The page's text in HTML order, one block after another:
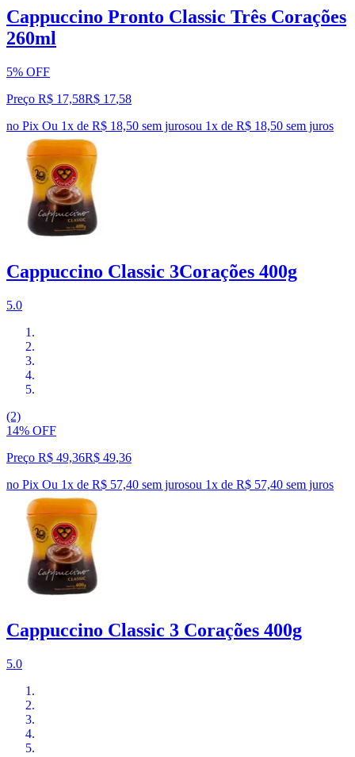
Cappuccino Pronto Classic Três Corações
260ml
5% OFF
Preço R$ 17,58R$ 17,58
no Pix Ou 1x de R$ 18,50 sem jurosou 1x de R$ 18,50 sem juros
Cappuccino Classic 3Corações 400g
5.0
(2)
14% OFF
Preço R$ 49,36R$ 49,36
no Pix Ou 1x de R$ 57,40 sem jurosou 1x de R$ 57,40 sem juros
Cappuccino Classic 3 Corações 400g
5.0